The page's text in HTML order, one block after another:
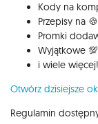
Kody na
Przepisy na
Promki
Wyjątkowe
i wiele więcej!
Otwórz dzisiejsze
Regulamin